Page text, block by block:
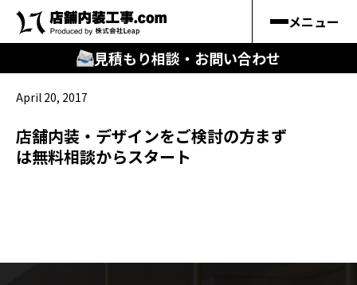
メニュー
見積もり相談・お問い合わせ
キーワードから
April 20, 2017
店舗内装・デザインをご検討の方まず
は無料相談からスタート